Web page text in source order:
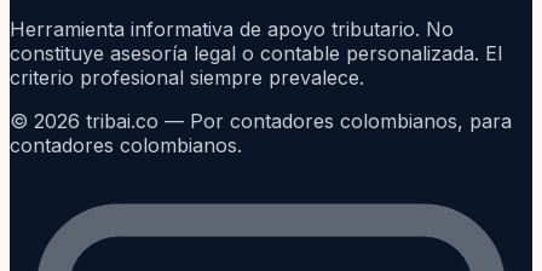
Herramienta informativa de apoyo tributario. No
constituye asesoría legal o contable personalizada. El
criterio profesional siempre prevalece.
© 2026 tribai.co — Por contadores colombianos, para
contadores colombianos.